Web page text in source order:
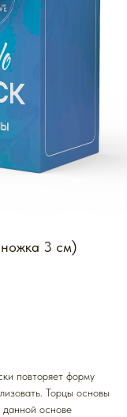
3 см)
повторяет форму
Торцы основы
данной основе